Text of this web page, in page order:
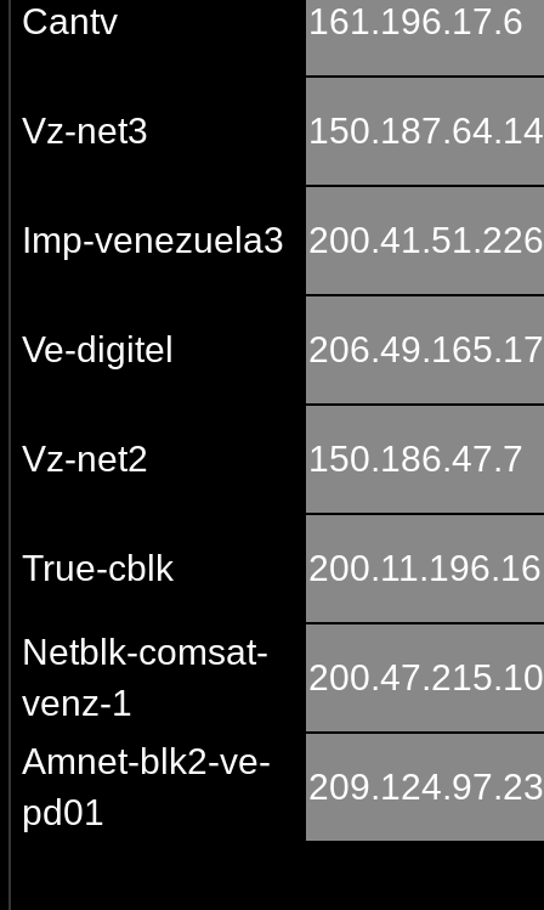
Cantv 161.196.17.6
Vz-net3 150.187.64.14
Imp-venezuela3 200.41.51.226
Ve-digitel
Vz-net2 150.186.47.7
True-cblk
Netblk-comsat-
venz-1
Amnet-blk2-ve-
pd01